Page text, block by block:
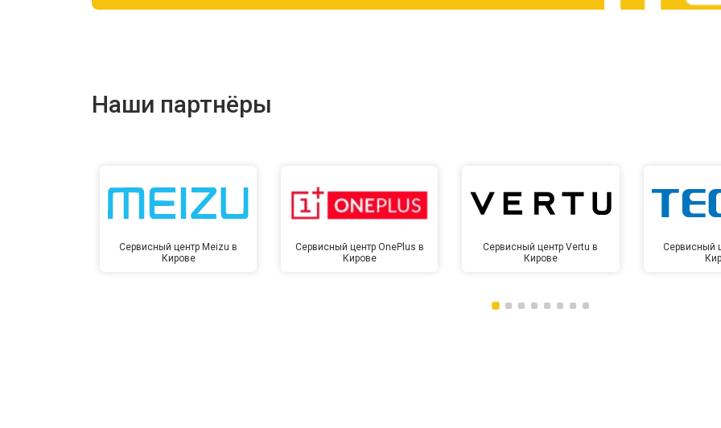
Наши партнёры
Сервисный центр Meizu в
Кирове
Сервисный центр OnePlus в
Кирове
Сервисный центр Vertu в
Кирове
Сервисный